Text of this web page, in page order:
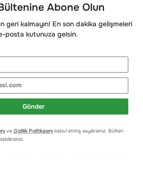
Abone Olun
geri kalmayın! En son dakika gelişmeleri
posta kutunuza gelsin.
Gönder
ve Gizlilik Politikasını kabul etmiş sayılırsınız. Bülten